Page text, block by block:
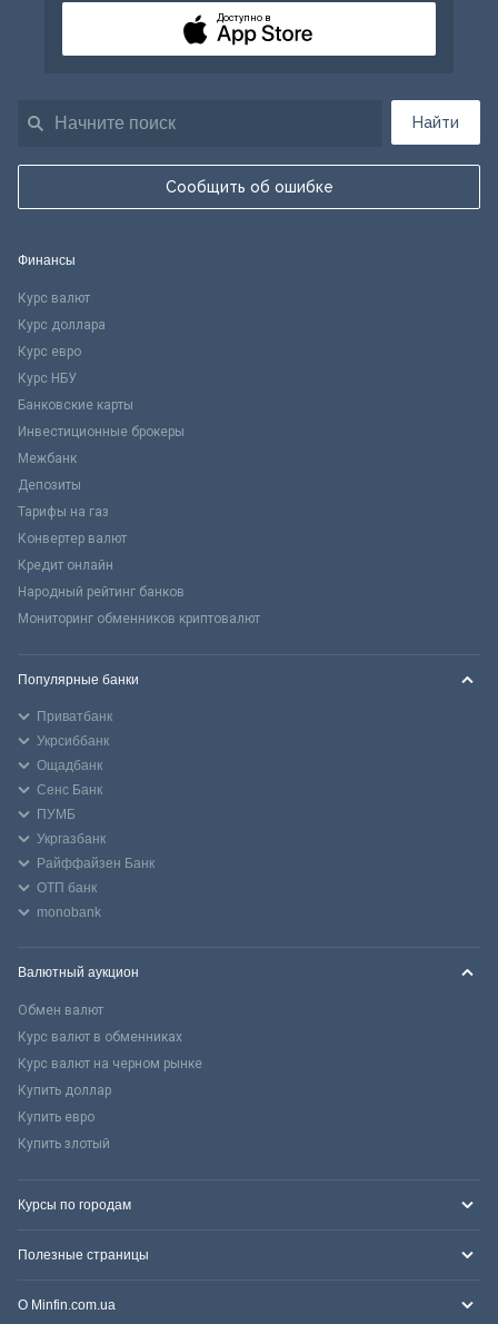
Найти
Сообщить об ошибке
Доступно в
Финансы
Курс валют
Курс доллара
Курс евро
Курс НБУ
Банковские карты
Инвестиционные брокеры
Межбанк
Депозиты
Тарифы на газ
Конвертер валют
Кредит онлайн
Народный рейтинг банков
Мониторинг обменников криптовалют
Популярные банки
Приватбанк
Укрсиббанк
Ощадбанк
Сенс Банк
ПУМБ
Укргазбанк
Райффайзен Банк
ОТП банк
monobank
Валютный аукцион
Обмен валют
Курс валют в обменниках
Курс валют на черном рынке
Купить доллар
Купить евро
Купить злотый
Курсы по городам
Полезные страницы
О Minfin.com.ua